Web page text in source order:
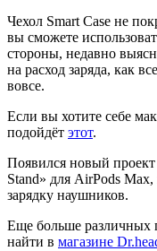
Чехол Smart Case не
вы сможете
стороны, недавно
на расход заряда, как
вовсе.
Если вы хотите себе
подойдёт этот.
Появился новый проект
Stand» для AirPods
зарядку наушников.
Еще больше различных
найти в магазине